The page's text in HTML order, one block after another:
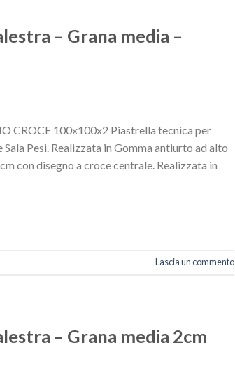
– Grana media –
CROCE 100x100x2 Piastrella tecnica per
Pesi. Realizzata in Gomma antiurto ad alto
con disegno a croce centrale. Realizzata in
Lascia un commento
– Grana media 2cm